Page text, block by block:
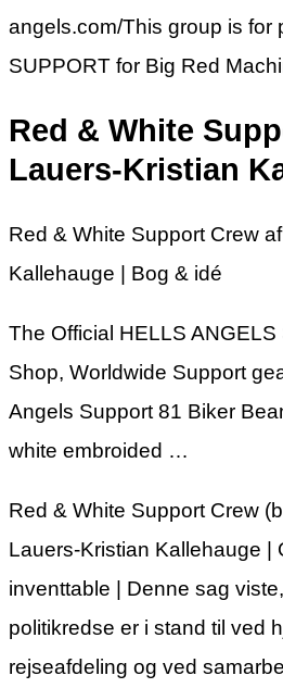
angels.com/This group is for
SUPPORT for Big Red
Red & White
Lauers-Kristian
Red & White Support Crew
Kallehauge | Bog & idé
The Official HELLS
Shop, Worldwide Support
Angels Support 81 Biker
white embroided …
Red & White Support Crew
Lauers-Kristian Kallehauge |
inventtable | Denne sag
politikredse er i stand til ved
rejseafdeling og ved